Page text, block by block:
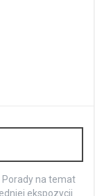
Porady na temat
ekspozycji